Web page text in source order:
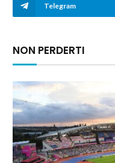
Telegram
NON PERDERTI